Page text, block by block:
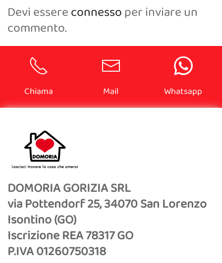
Devi essereconnessoper inviare un
commento.
Chiama Mail Whatsapp
DOMORIA GORIZIA SRL
via Pottendorf 25, 34070 San Lorenzo
Isontino (GO)
Iscrizione REA 78317 GO
P.IVA 01260750318